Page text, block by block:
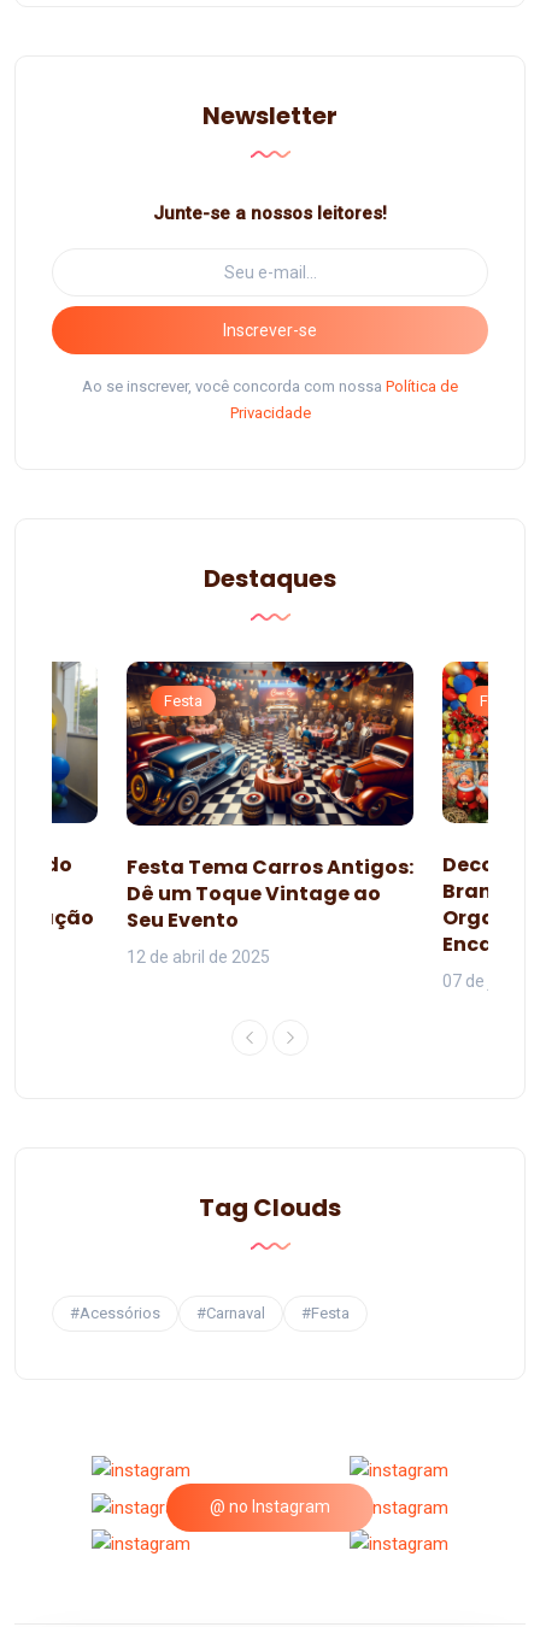
Newsletter
Junte-se a nossos leitores!
Inscrever-se
Ao se inscrever, você concorda com nossa Política de
Privacidade
Destaques
do
Festa
Festa Tema Carros Antigos:
Dê um Toque Vintage ao
Seu Evento
12 de abril de 2025
Festa
Branca
07 de junho
Tag Clouds
#Acessórios #Carnaval #Festa
@ no Instagram